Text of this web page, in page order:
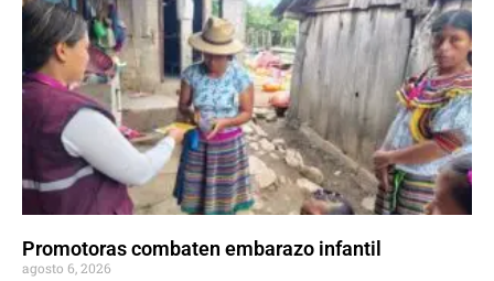
Promotoras combaten embarazo infantil
agosto 6, 2026